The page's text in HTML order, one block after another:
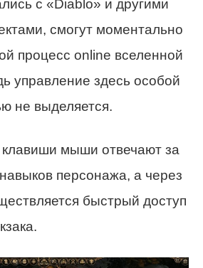
с «Diablo» и другими
смогут моментально
процесс online вселенной
управление здесь особой
не выделяется.
мыши отвечают за
персонажа, а через
быстрый доступ